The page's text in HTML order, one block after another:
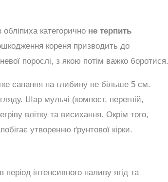
категорично не терпить
кореня призводить до
порослі, з якою потім важко боротися.
сапання на глибину не більше 5 см.
Шар мульчі (компост, перегній,
влітку та висихання. Окрім того,
утворенню ґрунтової кірки.
інтенсивного наливу ягід та